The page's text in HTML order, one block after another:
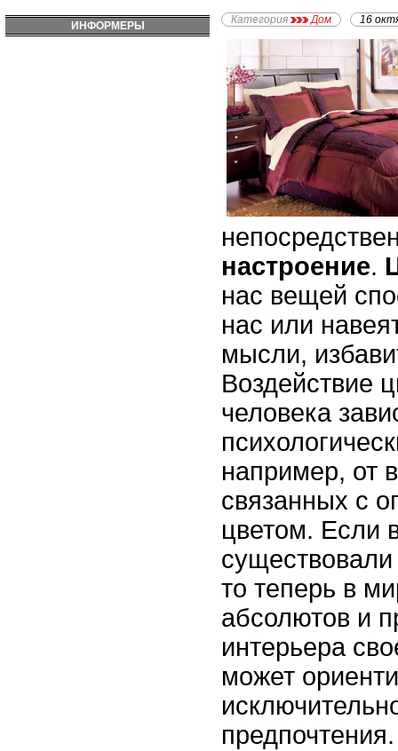
ИНФОРМЕРЫ Категория Дом 16
настроение.
нас вещей
нас или
мысли,
Воздействие
человека
например, от
связанных с
цветом. Если
то теперь в
абсолютов и
интерьера
может
предпочтения.